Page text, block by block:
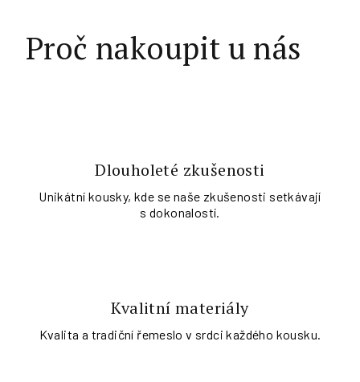
Proč nakoupit u nás
Dlouholeté zkušenosti
Unikátní kousky, kde se naše zkušenosti setkávají
s dokonalostí.
Kvalitní materiály
Kvalita a tradiční řemeslo v srdci každého kousku.